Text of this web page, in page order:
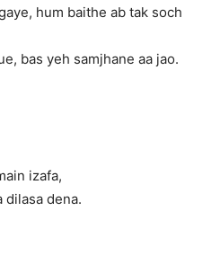
hum baithe ab tak soch
bas yeh samjhane aa jao.
izafa,
dilasa dena.